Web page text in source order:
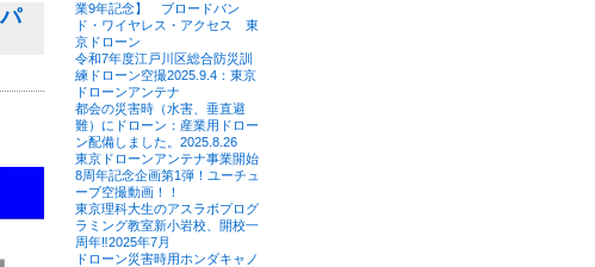
業9年記念】 ブロードバン
ド・ワイヤレス・アクセス 東
京ドローン
令和7年度江戸川区総合防災訓
練ドローン空撮2025.9.4：東京
ドローンアンテナ
都会の災害時（水害、垂直避
難）にドローン：産業用ドロー
ン配備しました。2025.8.26
東京ドローンアンテナ事業開始
8周年記念企画第1弾！ユーチュ
ーブ空撮動画！！
東京理科大生のアスラボプログ
ラミング教室新小岩校、開校一
周年‼2025年7月
ドローン災害時用ホンダキャノ